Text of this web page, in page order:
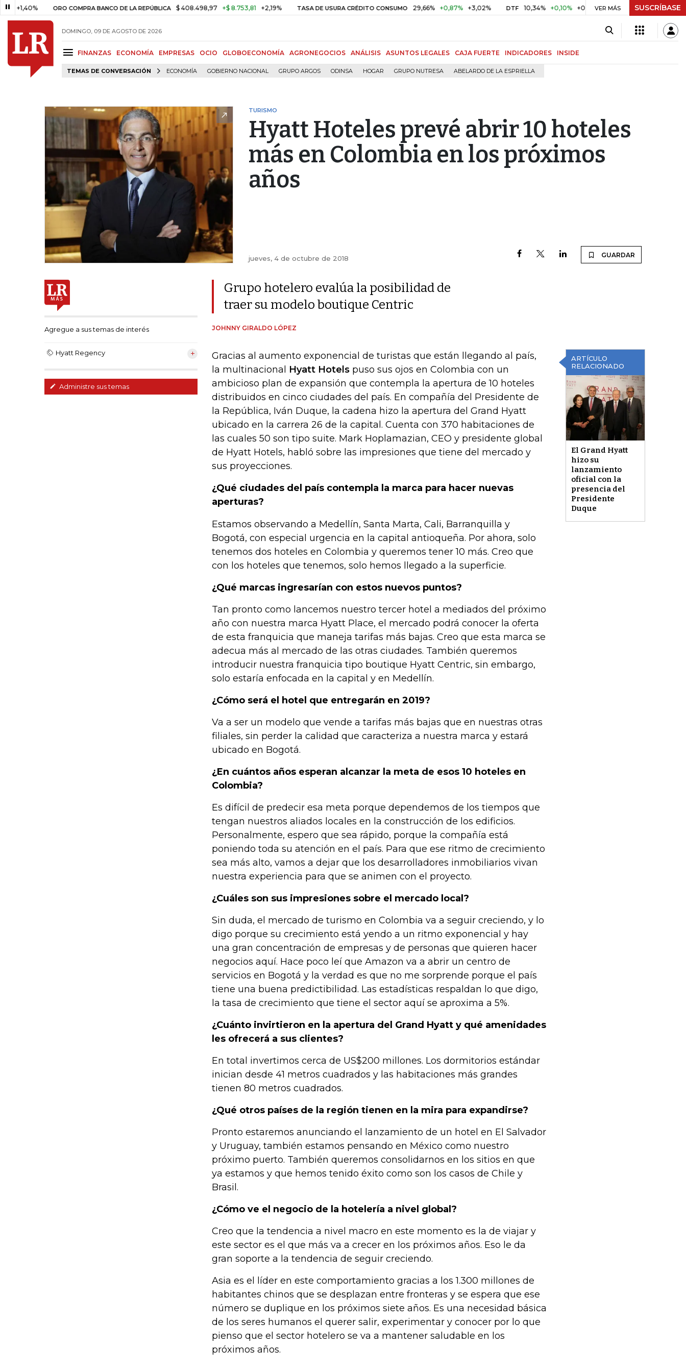
ORO COMPRA BANCO DE LA REPÚBLICA $ 408.498,97 +$ 8.753,81 +2,19% TASA DE USURA CRÉDITO CONSUMO 29,66% +0,87% +3,02% DTF 10,34% +0,10% +0,98% UVR $ 417,01 +$ 0,05 +0,01%
VER MÁS SUSCRÍBASE
DOMINGO, 09 DE AGOSTO DE 2026
FINANZAS ECONOMÍA EMPRESAS OCIO GLOBOECONOMÍA AGRONEGOCIOS ANÁLISIS ASUNTOS LEGALES CAJA FUERTE INDICADORES INSIDE
TEMAS DE CONVERSACIÓN ECONOMÍA GOBIERNO NACIONAL GRUPO ARGOS ODINSA HOGAR GRUPO NUTRESA ABELARDO DE LA ESPRIELLA
TURISMO
Hyatt Hoteles prevé abrir 10 hoteles
más en Colombia en los próximos
años
jueves, 4 de octubre de 2018 GUARDAR
Agregue a sus temas de interés
Hyatt Regency
Administre sus temas
Grupo hotelero evalúa la posibilidad de
traer su modelo boutique Centric
JOHNNY GIRALDO LÓPEZ
ARTÍCULO
RELACIONADO
El Grand Hyatt
hizo su
lanzamiento
oficial con la
presencia del
Presidente
Duque
Gracias al aumento exponencial de turistas que están llegando al país,
la multinacional Hyatt Hotels puso sus ojos en Colombia con un
ambicioso plan de expansión que contempla la apertura de 10 hoteles
distribuidos en cinco ciudades del país. En compañía del Presidente de
la República, Iván Duque, la cadena hizo la apertura del Grand Hyatt
ubicado en la carrera 26 de la capital. Cuenta con 370 habitaciones de
las cuales 50 son tipo suite. Mark Hoplamazian, CEO y presidente global
de Hyatt Hotels, habló sobre las impresiones que tiene del mercado y
sus proyecciones.
¿Qué ciudades del país contempla la marca para hacer nuevas
aperturas?
Estamos observando a Medellín, Santa Marta, Cali, Barranquilla y
Bogotá, con especial urgencia en la capital antioqueña. Por ahora, solo
tenemos dos hoteles en Colombia y queremos tener 10 más. Creo que
con los hoteles que tenemos, solo hemos llegado a la superficie.
¿Qué marcas ingresarían con estos nuevos puntos?
Tan pronto como lancemos nuestro tercer hotel a mediados del próximo
año con nuestra marca Hyatt Place, el mercado podrá conocer la oferta
de esta franquicia que maneja tarifas más bajas. Creo que esta marca se
adecua más al mercado de las otras ciudades. También queremos
introducir nuestra franquicia tipo boutique Hyatt Centric, sin embargo,
solo estaría enfocada en la capital y en Medellín.
¿Cómo será el hotel que entregarán en 2019?
Va a ser un modelo que vende a tarifas más bajas que en nuestras otras
filiales, sin perder la calidad que caracteriza a nuestra marca y estará
ubicado en Bogotá.
¿En cuántos años esperan alcanzar la meta de esos 10 hoteles en
Colombia?
Es difícil de predecir esa meta porque dependemos de los tiempos que
tengan nuestros aliados locales en la construcción de los edificios.
Personalmente, espero que sea rápido, porque la compañía está
poniendo toda su atención en el país. Para que ese ritmo de crecimiento
sea más alto, vamos a dejar que los desarrolladores inmobiliarios vivan
nuestra experiencia para que se animen con el proyecto.
¿Cuáles son sus impresiones sobre el mercado local?
Sin duda, el mercado de turismo en Colombia va a seguir creciendo, y lo
digo porque su crecimiento está yendo a un ritmo exponencial y hay
una gran concentración de empresas y de personas que quieren hacer
negocios aquí. Hace poco leí que Amazon va a abrir un centro de
servicios en Bogotá y la verdad es que no me sorprende porque el país
tiene una buena predictibilidad. Las estadísticas respaldan lo que digo,
la tasa de crecimiento que tiene el sector aquí se aproxima a 5%.
¿Cuánto invirtieron en la apertura del Grand Hyatt y qué amenidades
les ofrecerá a sus clientes?
En total invertimos cerca de US$200 millones. Los dormitorios estándar
inician desde 41 metros cuadrados y las habitaciones más grandes
tienen 80 metros cuadrados.
¿Qué otros países de la región tienen en la mira para expandirse?
Pronto estaremos anunciando el lanzamiento de un hotel en El Salvador
y Uruguay, también estamos pensando en México como nuestro
próximo puerto. También queremos consolidarnos en los sitios en que
ya estamos y que hemos tenido éxito como son los casos de Chile y
Brasil.
¿Cómo ve el negocio de la hotelería a nivel global?
Creo que la tendencia a nivel macro en este momento es la de viajar y
este sector es el que más va a crecer en los próximos años. Eso le da
gran soporte a la tendencia de seguir creciendo.
Asia es el líder en este comportamiento gracias a los 1.300 millones de
habitantes chinos que se desplazan entre fronteras y se espera que ese
número se duplique en los próximos siete años. Es una necesidad básica
de los seres humanos el querer salir, experimentar y conocer por lo que
pienso que el sector hotelero se va a mantener saludable en los
próximos años.